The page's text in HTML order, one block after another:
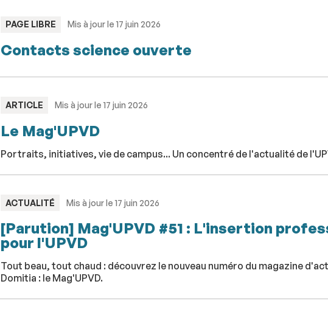
TYPE
PAGE LIBRE Mis à jour le 17 juin 2026
Contacts science ouverte
TYPE
ARTICLE Mis à jour le 17 juin 2026
Le Mag'UPVD
Portraits, initiatives, vie de campus... Un concentré de l'actualité de
TYPE
ACTUALITÉ Mis à jour le 17 juin 2026
[Parution] Mag'UPVD #51 : L'insertion
pour l'UPVD
Tout beau, tout chaud : découvrez le nouveau numéro du magazine
Domitia : le Mag'UPVD.